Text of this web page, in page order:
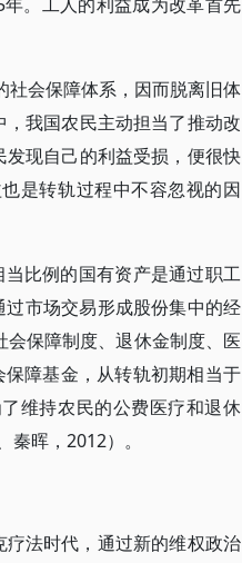
会保障体系，因而脱离旧体
我国农民主动担当了推动改
现自己的利益受损，便很快
是转轨过程中不容忽视的因
比例的国有资产是通过职工
市场交易形成股份集中的经
保障制度、退休金制度、医
障基金，从转轨初期相当于
维持农民的公费医疗和退休
晖，2012）。
法时代，通过新的维权政治